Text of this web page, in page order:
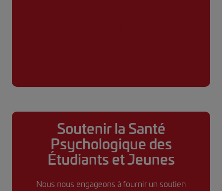
Soutenir la Santé
Psychologique des
Étudiants et Jeunes
Nous nous engageons à fournir un soutien